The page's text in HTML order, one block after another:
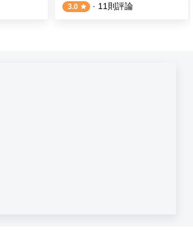
3.0 · 11 則評論